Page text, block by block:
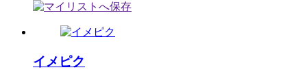
イメピク